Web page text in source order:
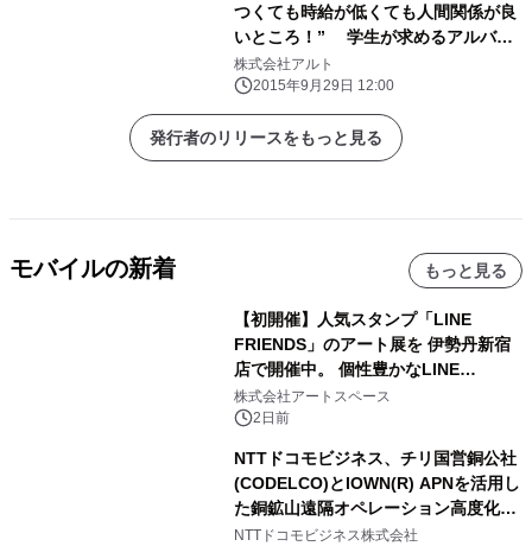
つくても時給が低くても人間関係が良
いところ！” 学生が求めるアルバイ
ト職場環境についての調査
株式会社アルト
2015年9月29日 12:00
発行者のリリースをもっと見る
モバイルの新着 もっと見る
【初開催】人気スタンプ「LINE
FRIENDS」のアート展を 伊勢丹新宿
店で開催中。 個性豊かなLINE
FRIENDSの仲間たちが インテリアア
ートとして新たな魅力を発信。
株式会社アートスペース
2日前
NTTドコモビジネス、チリ国営銅公社
(CODELCO)とIOWN(R) APNを活用し
た銅鉱山遠隔オペレーション高度化に
向けた調査・実証を開始
NTTドコモビジネス株式会社